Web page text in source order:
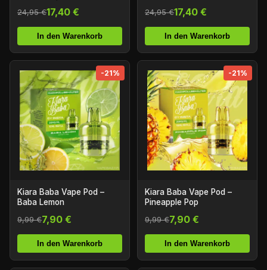
24,95 €17,40 €
In den Warenkorb
24,95 €17,40 €
In den Warenkorb
-21%
Kiara Baba Vape Pod –
Baba Lemon
9,99 €7,90 €
In den Warenkorb
-21%
Kiara Baba Vape Pod –
Pineapple Pop
9,99 €7,90 €
In den Warenkorb